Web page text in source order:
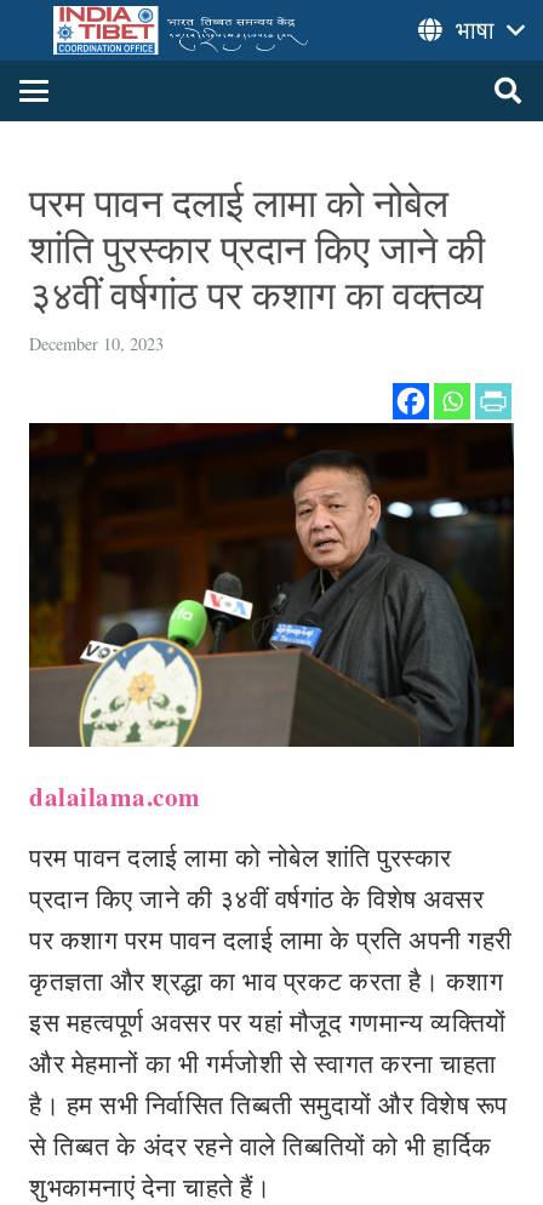
भाषा
परम पावन दलाई लामा को नोबेल
शांति पुरस्कार प्रदान किए जाने की
३४वीं वर्षगांठ पर कशाग का वक्तव्य
December 10, 2023
dalailama.com
परम पावन दलाई लामा को नोबेल शांति पुरस्कार
प्रदान किए जाने की ३४वीं वर्षगांठ के विशेष अवसर
पर कशाग परम पावन दलाई लामा के प्रति अपनी गहरी
कृतज्ञता और श्रद्धा का भाव प्रकट करता है। कशाग
इस महत्वपूर्ण अवसर पर यहां मौजूद गणमान्य व्यक्तियों
और मेहमानों का भी गर्मजोशी से स्वागत करना चाहता
है। हम सभी निर्वासित तिब्बती समुदायों और विशेष रूप
से तिब्बत के अंदर रहने वाले तिब्बतियों को भी हार्दिक
शुभकामनाएं देना चाहते हैं।